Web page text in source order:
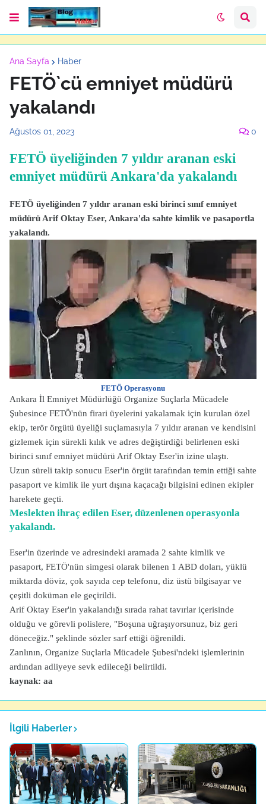
Ana Sayfa Haber
FETÖ`cü emniyet müdürü
yakalandı
Ağustos 01, 2023 0
FETÖ üyeliğinden 7 yıldır aranan eski
emniyet müdürü Ankara'da yakalandı
FETÖ üyeliğinden 7 yıldır aranan eski birinci sınıf emniyet
müdürü Arif Oktay Eser, Ankara'da sahte kimlik ve pasaportla
yakalandı.
FETÖ Operasyonu
Ankara İl Emniyet Müdürlüğü Organize Suçlarla Mücadele
Şubesince FETÖ'nün firari üyelerini yakalamak için kurulan özel
ekip, terör örgütü üyeliği suçlamasıyla 7 yıldır aranan ve kendisini
gizlemek için sürekli kılık ve adres değiştirdiği belirlenen eski
birinci sınıf emniyet müdürü Arif Oktay Eser'in izine ulaştı.
Uzun süreli takip sonucu Eser'in örgüt tarafından temin ettiği sahte
pasaport ve kimlik ile yurt dışına kaçacağı bilgisini edinen ekipler
harekete geçti.
Meslekten ihraç edilen Eser, düzenlenen operasyonla
yakalandı.
Eser'in üzerinde ve adresindeki aramada 2 sahte kimlik ve
pasaport, FETÖ'nün simgesi olarak bilenen 1 ABD doları, yüklü
miktarda döviz, çok sayıda cep telefonu, diz üstü bilgisayar ve
çeşitli doküman ele geçirildi.
Arif Oktay Eser'in yakalandığı sırada rahat tavırlar içerisinde
olduğu ve görevli polislere, "Boşuna uğraşıyorsunuz, biz geri
döneceğiz." şeklinde sözler sarf ettiği öğrenildi.
Zanlının, Organize Suçlarla Mücadele Şubesi'ndeki işlemlerinin
ardından adliyeye sevk edileceği belirtildi.
kaynak: aa
İlgili Haberler